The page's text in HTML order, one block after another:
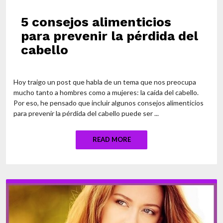
5 consejos alimenticios
para prevenir la pérdida del
cabello
Hoy traigo un post que habla de un tema que nos preocupa
mucho tanto a hombres como a mujeres: la caída del cabello.
Por eso, he pensado que incluir algunos consejos alimenticios
para prevenir la pérdida del cabello puede ser ...
READ MORE